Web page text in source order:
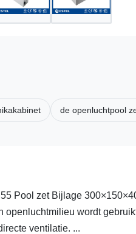
de openluchtpool
Pool zet Bijlage
openluchtmilieu wordt
ventilatie. ...